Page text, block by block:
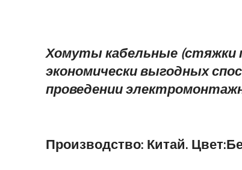
Хомуты кабельные (стяжки
экономически выгодных
проведении
Производство: Китай.